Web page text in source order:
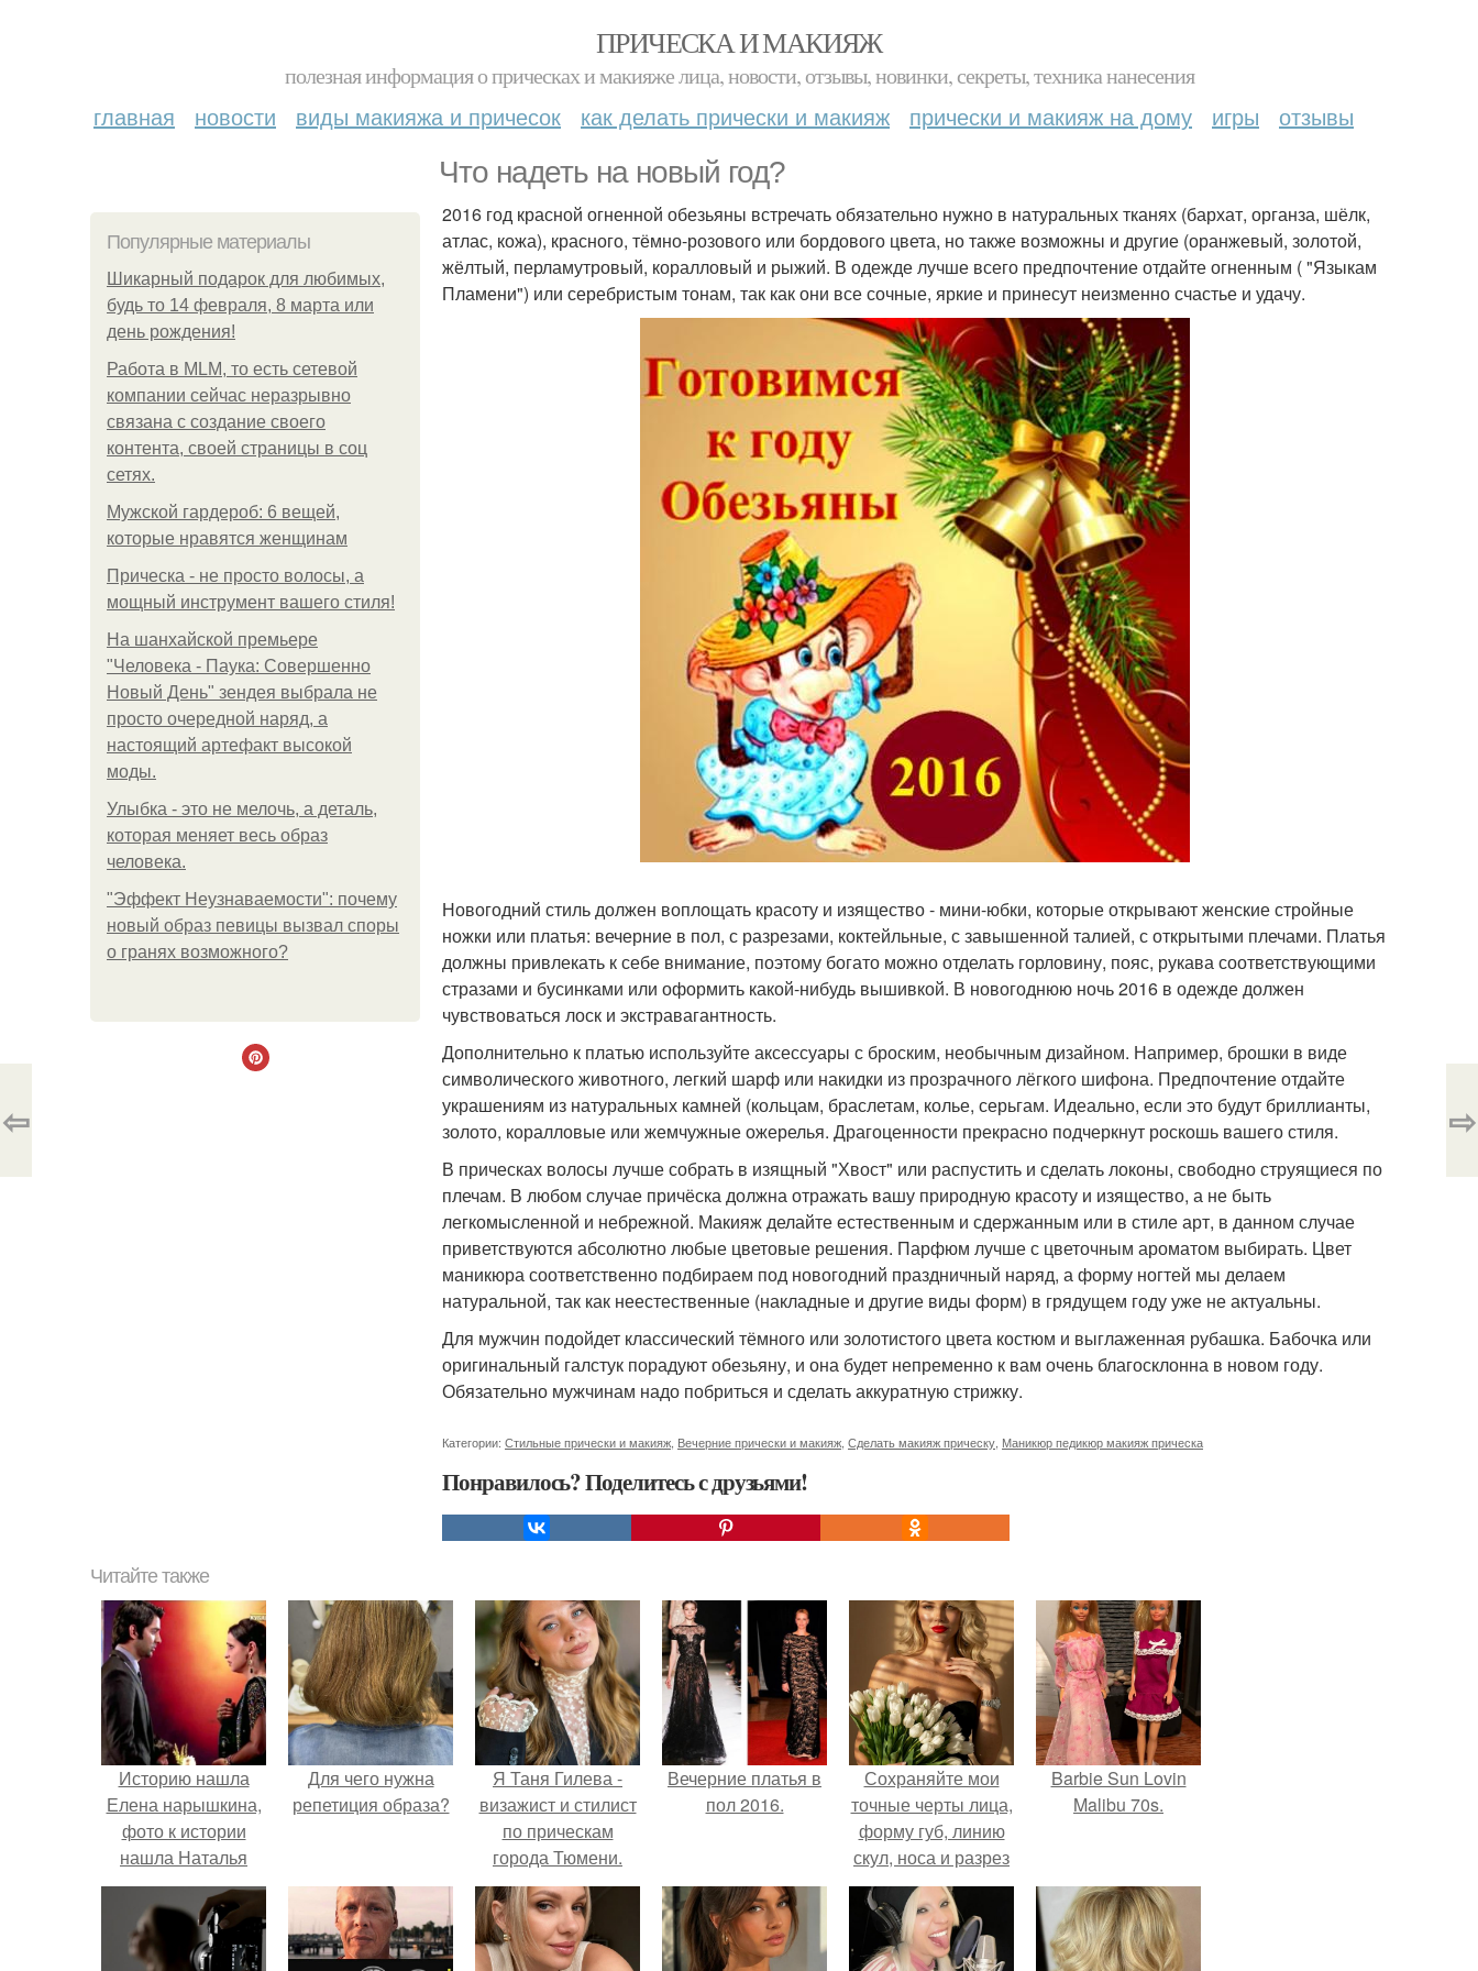
ПРИЧЕСКА И МАКИЯЖ
полезная информация о прическах и макияже лица, новости, отзывы, новинки, секреты, техника нанесения
главная новости виды макияжа и причесок как делать прически и макияж прически и макияж на дому игры отзывы
Что надеть на новый год?
Популярные материалы
Шикарный подарок для любимых,
будь то 14 февраля, 8 марта или
день рождения!
Работа в MLM, то есть сетевой
компании сейчас неразрывно
связана с создание своего
контента, своей страницы в соц
сетях.
Мужской гардероб: 6 вещей,
которые нравятся женщинам
Прическа - не просто волосы, а
мощный инструмент вашего стиля!
На шанхайской премьере
"Человека - Паука: Совершенно
Новый День" зендея выбрала не
просто очередной наряд, а
настоящий артефакт высокой
моды.
Улыбка - это не мелочь, а деталь,
которая меняет весь образ
человека.
"Эффект Неузнаваемости": почему
новый образ певицы вызвал споры
о гранях возможного?
2016 год красной огненной обезьяны встречать обязательно нужно в натуральных тканях (бархат, органза, шёлк,
атлас, кожа), красного, тёмно-розового или бордового цвета, но также возможны и другие (оранжевый, золотой,
жёлтый, перламутровый, коралловый и рыжий. В одежде лучше всего предпочтение отдайте огненным ( "Языкам
Пламени") или серебристым тонам, так как они все сочные, яркие и принесут неизменно счастье и удачу.
Новогодний стиль должен воплощать красоту и изящество - мини-юбки, которые открывают женские стройные
ножки или платья: вечерние в пол, с разрезами, коктейльные, с завышенной талией, с открытыми плечами. Платья
должны привлекать к себе внимание, поэтому богато можно отделать горловину, пояс, рукава соответствующими
стразами и бусинками или оформить какой-нибудь вышивкой. В новогоднюю ночь 2016 в одежде должен
чувствоваться лоск и экстравагантность.
Дополнительно к платью используйте аксессуары с броским, необычным дизайном. Например, брошки в виде
символического животного, легкий шарф или накидки из прозрачного лёгкого шифона. Предпочтение отдайте
украшениям из натуральных камней (кольцам, браслетам, колье, серьгам. Идеально, если это будут бриллианты,
золото, коралловые или жемчужные ожерелья. Драгоценности прекрасно подчеркнут роскошь вашего стиля.
В прическах волосы лучше собрать в изящный "Хвост" или распустить и сделать локоны, свободно струящиеся по
плечам. В любом случае причёска должна отражать вашу природную красоту и изящество, а не быть
легкомысленной и небрежной. Макияж делайте естественным и сдержанным или в стиле арт, в данном случае
приветствуются абсолютно любые цветовые решения. Парфюм лучше с цветочным ароматом выбирать. Цвет
маникюра соответственно подбираем под новогодний праздничный наряд, а форму ногтей мы делаем
натуральной, так как неестественные (накладные и другие виды форм) в грядущем году уже не актуальны.
Для мужчин подойдет классический тёмного или золотистого цвета костюм и выглаженная рубашка. Бабочка или
оригинальный галстук порадуют обезьяну, и она будет непременно к вам очень благосклонна в новом году.
Обязательно мужчинам надо побриться и сделать аккуратную стрижку.
Категории: Стильные прически и макияж Вечерние прически и макияж Сделать макияж прическу Маникюр педикюр макияж прическа
Понравилось? Поделитесь с друзьями!
⇦ ⇨
Читайте также
Историю нашла
Елена нарышкина,
фото к истории
нашла Наталья
Замятина!
Для чего нужна
репетиция образа?
Я Таня Гилева -
визажист и стилист
по прическам
города Тюмени.
Вечерние платья в
пол 2016.
Сохраняйте мои
точные черты лица,
форму губ, линию
скул, носа и разрез
глаз.
Barbie Sun Lovin
Malibu 70s.